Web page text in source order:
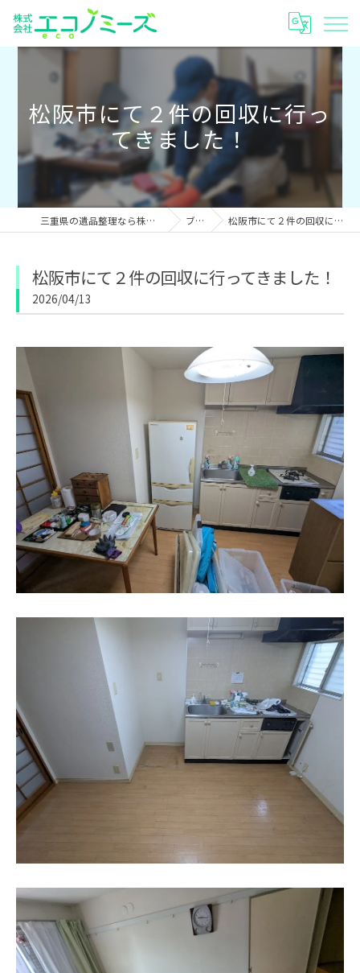
松阪市にて２件の回収に行っ
てきました！
三重県の遺品整理なら株式会社エコノミーズ ブログ 松阪市にて２件の回収に行ってきました！
松阪市にて２件の回収に行ってきました！
2026/04/13